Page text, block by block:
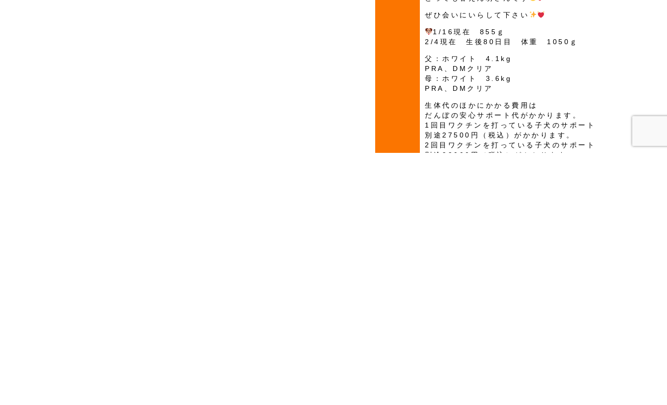
ぜひ会いにいらして下さい
1/16現在 855ｇ
2/4現在 生後80日目 体重 1050ｇ
父：ホワイト 4.1kg
PRA、DMクリア
母：ホワイト 3.6kg
PRA、DMクリア
生体代のほかにかかる費用は
だんぼの安心サポート代がかかります。
1回目ワクチンを打っている子犬のサポート
別途27500円（税込）がかかります。
2回目ワクチンを打っている子犬のサポート
別途33000円（税込）がかかります。